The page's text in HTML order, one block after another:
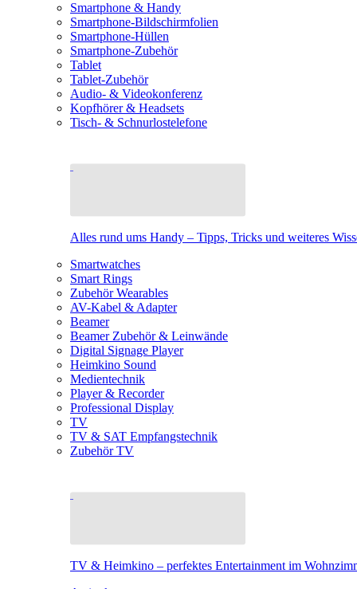
Smartphone & Handy
Smartphone-Bildschirmfolien
Smartphone-Hüllen
Smartphone-Zubehör
Tablet
Tablet-Zubehör
Audio- & Videokonferenz
Kopfhörer & Headsets
Tisch- & Schnurlostelefone
Alles rund ums Handy – Tipps, Tricks und weiteres
Smartwatches
Smart Rings
Zubehör Wearables
AV-Kabel & Adapter
Beamer
Beamer Zubehör & Leinwände
Digital Signage Player
Heimkino Sound
Medientechnik
Player & Recorder
Professional Display
TV
TV & SAT Empfangstechnik
Zubehör TV
TV & Heimkino – perfektes Entertainment im